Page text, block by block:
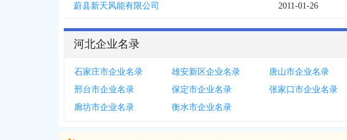
蔚县新天风能有限公司 2011-01-26
河北企业名录
石家庄市企业名录 雄安新区企业名录 唐山市企业名录
邢台市企业名录
保定市企业名录 张家口市企业名录
廊坊市企业名录
衡水市企业名录